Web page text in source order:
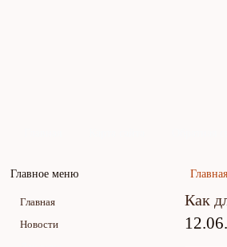
Главное меню
Главная
Новости
Главная
Как